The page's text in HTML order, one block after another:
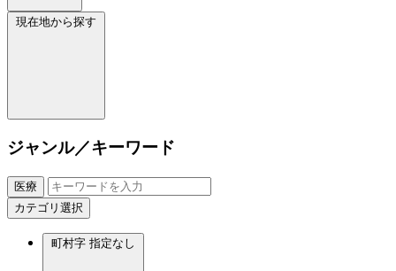
現在地から探す
ジャンル／キーワード
医療
カテゴリ選択
町村字 指定なし